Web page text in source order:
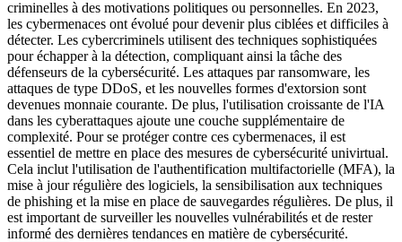
criminelles à des motivations politiques ou personnelles. En 2023,
les cybermenaces ont évolué pour devenir plus ciblées et difficiles à
détecter. Les cybercriminels utilisent des techniques sophistiquées
pour échapper à la détection, compliquant ainsi la tâche des
défenseurs de la cybersécurité. Les attaques par ransomware, les
attaques de type DDoS, et les nouvelles formes d'extorsion sont
devenues monnaie courante. De plus, l'utilisation croissante de l'IA
dans les cyberattaques ajoute une couche supplémentaire de
complexité. Pour se protéger contre ces cybermenaces, il est
essentiel de mettre en place des mesures de cybersécurité univirtual.
Cela inclut l'utilisation de l'authentification multifactorielle (MFA), la
mise à jour régulière des logiciels, la sensibilisation aux techniques
de phishing et la mise en place de sauvegardes régulières. De plus, il
est important de surveiller les nouvelles vulnérabilités et de rester
informé des dernières tendances en matière de cybersécurité.